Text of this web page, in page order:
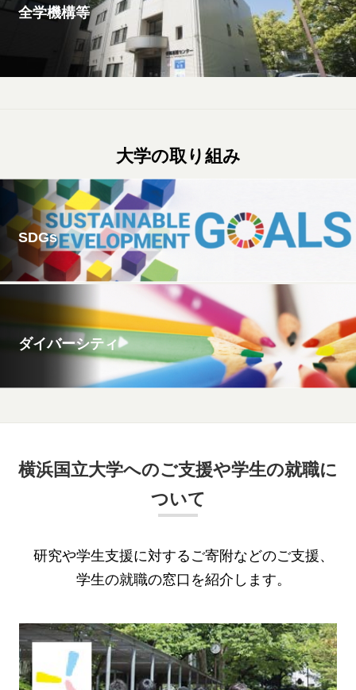
全学機構等
大学の取り組み
SDGs
ダイバーシティ
横浜国立大学へのご支援や学生の就職に
ついて
研究や学生支援に対するご寄附などのご支援、
学生の就職の窓口を紹介します。